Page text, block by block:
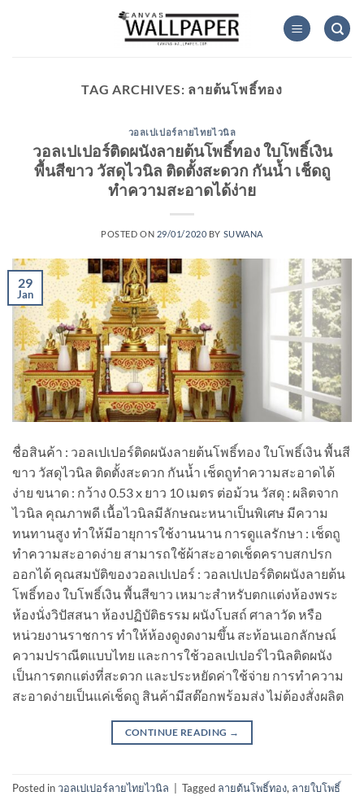
TAG ARCHIVES: ลายต้นโพธิ์ทอง
วอลเปเปอร์ลายไทยไวนิล
วอลเปเปอร์ติดผนังลายต้นโพธิ์ทอง ใบโพธิ์เงิน
พื้นสีขาว วัสดุไวนิล ติดตั้งสะดวก กันน้ำ เช็ดถู
ทำความสะอาดได้ง่าย
POSTED ON 29/01/2020 BY SUWANA
29
Jan
ชื่อสินค้า : วอลเปเปอร์ติดผนังลายต้นโพธิ์ทอง ใบโพธิ์เงิน พื้นสี
ขาว วัสดุไวนิล ติดตั้งสะดวก กันน้ำ เช็ดถูทำความสะอาดได้
ง่าย ขนาด : กว้าง 0.53 x ยาว 10 เมตร ต่อม้วน วัสดุ : ผลิตจาก
ไวนิล คุณภาพดี เนื้อไวนิลมีลักษณะหนาเป็นพิเศษ มีความ
ทนทานสูง ทำให้มีอายุการใช้งานนาน การดูแลรักษา : เช็ดถู
ทำความสะอาดง่าย สามารถใช้ผ้าสะอาดเช็ดคราบสกปรก
ออกได้ คุณสมบัติของวอลเปเปอร์ : วอลเปเปอร์ติดผนังลายต้น
โพธิ์ทอง ใบโพธิ์เงิน พื้นสีขาว เหมาะสำหรับตกแต่งห้องพระ
ห้องนั่งวิปัสสนา ห้องปฏิบัติธรรม ผนังโบสถ์ ศาลาวัด หรือ
หน่วยงานราชการ ทำให้ห้องดูงดงามขึ้น สะท้อนเอกลักษณ์
ความปราณีตแบบไทย และการใช้วอลเปเปอร์ไวนิลติดผนัง
เป็นการตกแต่งที่สะดวก และประหยัดค่าใช้จ่าย การทำความ
สะอาดง่ายเป็นแค่เช็ดถู สินค้ามีสต๊อกพร้อมส่ง ไม่ต้องสั่งผลิต
CONTINUE READING →
Posted inวอลเปเปอร์ลายไทยไวนิล Tagged ลายต้นโพธิ์ทอง, ลายใบโพธิ์